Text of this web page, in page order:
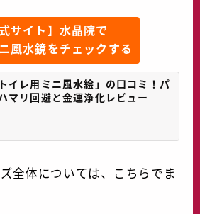
式サイト】水晶院で
風水鏡をチェックする
イレ用ミニ風水絵」の口コミ！パ
マリ回避と金運浄化レビュー
全体については、こちらでま